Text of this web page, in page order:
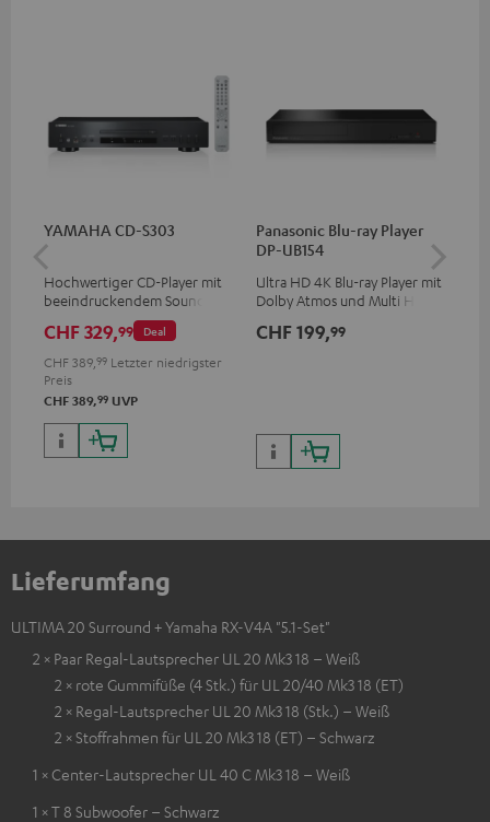
YAMAHA CD-S303
Hochwertiger CD-Player mit
beeindruckendem Sound und
wertiger Verarbeitung
Deal
CHF 329,99
CHF 389, 99 Letzter niedrigster
Preis
CHF 389,99 UVP
Panasonic Blu-ray Player
DP-UB154
Ultra HD 4K Blu-ray Player mit
Dolby Atmos und Multi HDR-
HDR10+ für eine überragende
CHF 199,99
Lieferumfang
ULTIMA 20 Surround + Yamaha RX-V4A "5.1-Set"
2 × Paar Regal-Lautsprecher UL 20 Mk3 18 – Weiß
2 × rote Gummifüße (4 Stk.) für UL 20/40 Mk3 18 (ET)
2 × Regal-Lautsprecher UL 20 Mk3 18 (Stk.) – Weiß
2 × Stoffrahmen für UL 20 Mk3 18 (ET) – Schwarz
1 × Center-Lautsprecher UL 40 C Mk3 18 – Weiß
1 × T 8 Subwoofer – Schwarz